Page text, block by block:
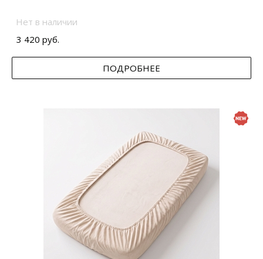
Нет в наличии
3 420 руб.
ПОДРОБНЕЕ